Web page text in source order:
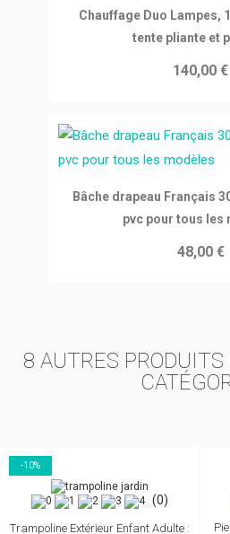
Ajouter au
Chauffage Duo Lampes,
tente pliante et
140,00 €
Ajouter au
Bâche drapeau Français
pvc pour tous les
48,00 €
8 AUTRES
-10%
(0)
Trampoline Extérieur Enfant Adulte :